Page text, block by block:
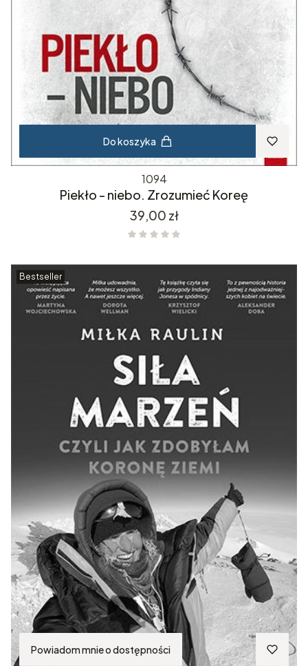
Do koszyka
1094
Piekło - niebo. Zrozumieć Koreę
Cena
39,00 zł
Bestseller
Powiadom mnie o dostępności